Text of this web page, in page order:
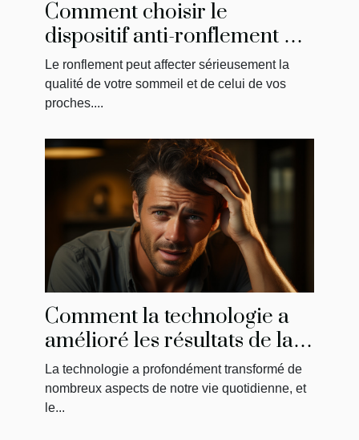
Comment choisir le
dispositif anti-ronflement qui
vous convient le mieux
Le ronflement peut affecter sérieusement la
qualité de votre sommeil et de celui de vos
proches....
Comment la technologie a
amélioré les résultats de la
greffe de cheveux
La technologie a profondément transformé de
nombreux aspects de notre vie quotidienne, et
le...